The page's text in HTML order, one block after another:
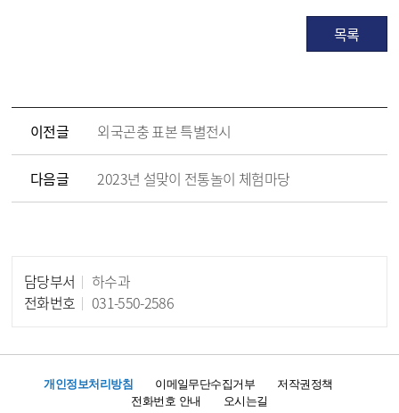
목록
이전글 외국곤충 표본 특별전시
다음글 2023년 설맞이 전통놀이 체험마당
담당부서
하수과
전화번호
031-550-2586
개인정보처리방침 이메일무단수집거부
저작권정책
전화번호 안내
오시는길